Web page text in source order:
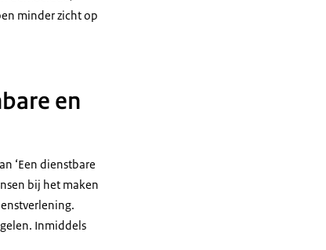
minder zicht op
en
‘Een dienstbare
bij het maken
Inmiddels